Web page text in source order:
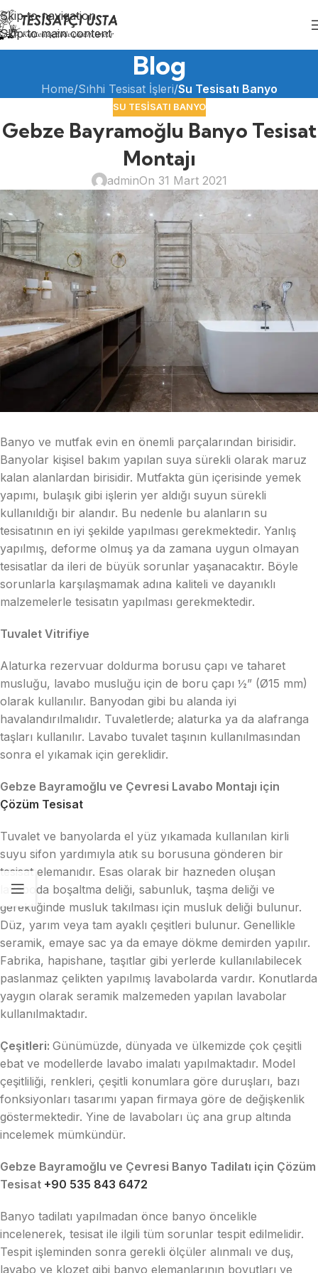
Skip to navigation
Skip to main content
Blog
Home/Sıhhi Tesisat İşleri/Su Tesisatı Banyo
SU TESISATI BANYO
Gebze Bayramoğlu Banyo Tesisat
Montajı
adminOn 31 Mart 2021
Banyo ve mutfak evin en önemli parçalarından birisidir.
Banyolar kişisel bakım yapılan suya sürekli olarak maruz
kalan alanlardan birisidir. Mutfakta gün içerisinde yemek
yapımı, bulaşık gibi işlerin yer aldığı suyun sürekli
kullanıldığı bir alandır. Bu nedenle bu alanların su
tesisatının en iyi şekilde yapılması gerekmektedir. Yanlış
yapılmış, deforme olmuş ya da zamana uygun olmayan
tesisatlar da ileri de büyük sorunlar yaşanacaktır. Böyle
sorunlarla karşılaşmamak adına kaliteli ve dayanıklı
malzemelerle tesisatın yapılması gerekmektedir.
Tuvalet Vitrifiye
Alaturka rezervuar doldurma borusu çapı ve taharet
musluğu, lavabo musluğu için de boru çapı ½” (Ø15 mm)
olarak kullanılır. Banyodan gibi bu alanda iyi
havalandırılmalıdır. Tuvaletlerde; alaturka ya da alafranga
taşları kullanılır. Lavabo tuvalet taşının kullanılmasından
sonra el yıkamak için gereklidir.
Gebze Bayramoğlu ve Çevresi Lavabo Montajı için
Çözüm Tesisat
Tuvalet ve banyolarda el yüz yıkamada kullanılan kirli
suyu sifon yardımıyla atık su borusuna gönderen bir
tesisat elemanıdır. Esas olarak bir hazneden oluşan
lavaboda boşaltma deliği, sabunluk, taşma deliği ve
gerektiğinde musluk takılması için musluk deliği bulunur.
Düz, yarım veya tam ayaklı çeşitleri bulunur. Genellikle
seramik, emaye sac ya da emaye dökme demirden yapılır.
Fabrika, hapishane, taşıtlar gibi yerlerde kullanılabilecek
paslanmaz çelikten yapılmış lavabolarda vardır. Konutlarda
yaygın olarak seramik malzemeden yapılan lavabolar
kullanılmaktadır.
Çeşitleri: Günümüzde, dünyada ve ülkemizde çok çeşitli
ebat ve modellerde lavabo imalatı yapılmaktadır. Model
çeşitliliği, renkleri, çeşitli konumlara göre duruşları, bazı
fonksiyonları tasarımı yapan firmaya göre de değişkenlik
göstermektedir. Yine de lavaboları üç ana grup altında
incelemek mümkündür.
Gebze Bayramoğlu ve Çevresi Banyo Tadilatı için Çözüm
Tesisat +90 535 843 6472
Banyo tadilatı yapılmadan önce banyo öncelikle
incelenerek, tesisat ile ilgili tüm sorunlar tespit edilmelidir.
Tespit işleminden sonra gerekli ölçüler alınmalı ve duş,
lavabo ve klozet gibi banyo elemanlarının boyutları ve